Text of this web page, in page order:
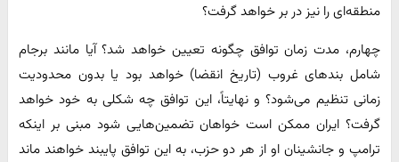
منطقه‌ای را نیز در بر خواهد گرفت؟
چهارم، مدت زمان توافق چگونه تعیین خواهد شد؟ آیا مانند برجام
شامل بندهای غروب (تاریخ انقضا) خواهد بود یا بدون محدودیت
زمانی تنظیم می‌شود؟ و نهایتاً، این توافق چه شکلی به خود خواهد
گرفت؟ ایران ممکن است خواهان تضمین‌هایی شود مبنی بر اینکه
ترامپ و جانشینان او از هر دو حزب، به این توافق پایبند خواهند ماند